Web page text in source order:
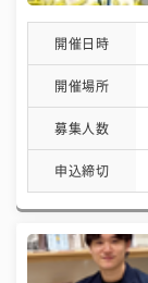
開催日時
開催場所
募集人数
申込締切